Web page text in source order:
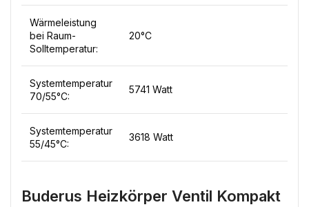
Wärmeleistung
bei Raum-
Solltemperatur:
20°C
Systemtemperatur
70/55°C:
5741 Watt
Systemtemperatur
55/45°C:
3618 Watt
Buderus Heizkörper Ventil Kompakt